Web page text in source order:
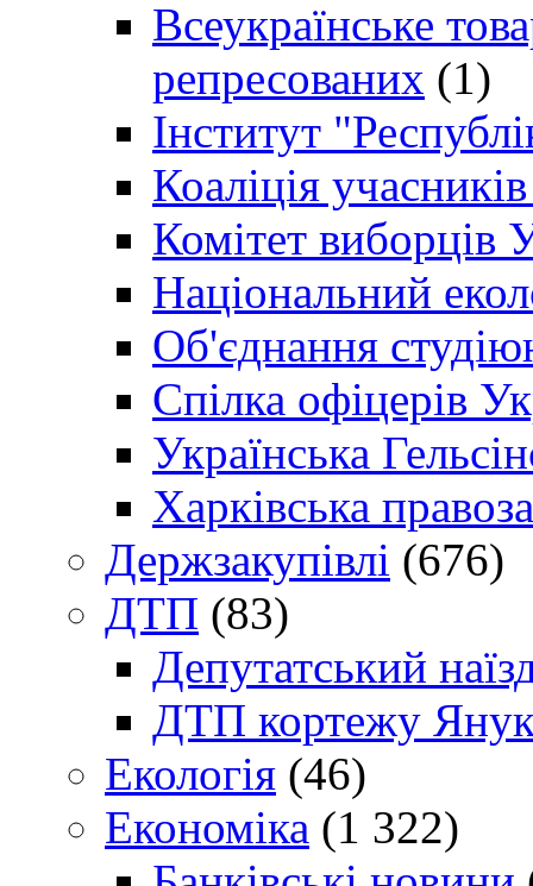
Всеукраїнське
репресованих (1)
Інститут
Коаліція
Комітет виборців
Національний
Об'єднання
Спілка офіцерів
Українська
Харківська
Держзакупівлі (676)
ДТП (83)
Депутатський
ДТП кортежу
Екологія (46)
Економіка (1 322)